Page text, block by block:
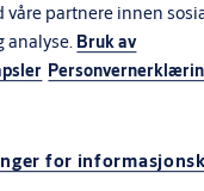
våre partnere innen
analyse. Bruk av
for